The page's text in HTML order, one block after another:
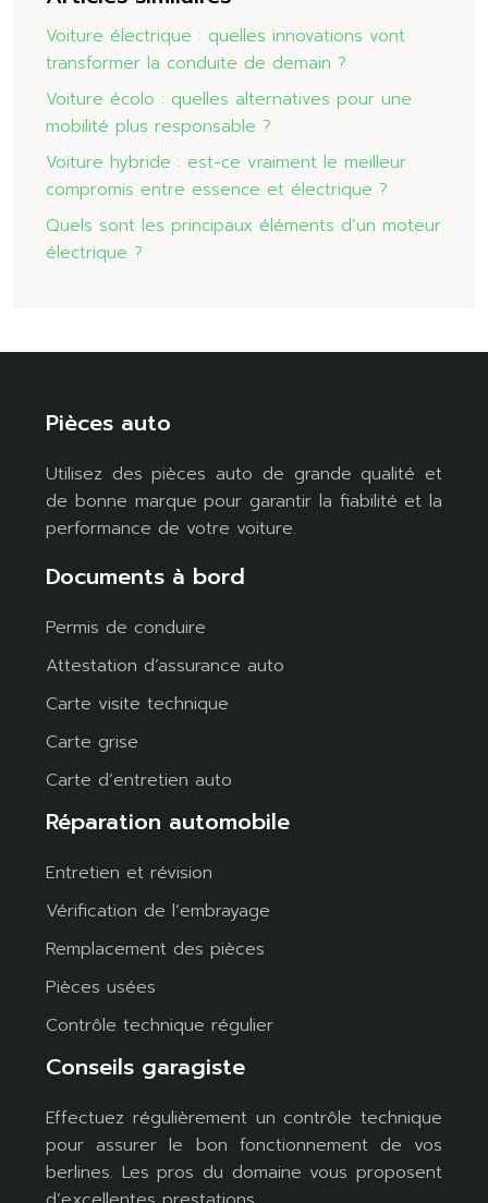
Voiture électrique : quelles innovations vont
transformer la conduite de demain ?
Voiture écolo : quelles alternatives pour une
mobilité plus responsable ?
Voiture hybride : est-ce vraiment le meilleur
compromis entre essence et électrique ?
Quels sont les principaux éléments d’un moteur
électrique ?
Pièces auto
Utilisez des pièces auto de grande qualité et
de bonne marque pour garantir la fiabilité et la
performance de votre voiture.
Documents à bord
Permis de conduire
Attestation d’assurance auto
Carte visite technique
Carte grise
Carte d’entretien auto
Réparation automobile
Entretien et révision
Vérification de l’embrayage
Remplacement des pièces
Pièces usées
Contrôle technique régulier
Conseils garagiste
Effectuez régulièrement un contrôle technique
pour assurer le bon fonctionnement de vos
berlines. Les pros du domaine vous proposent